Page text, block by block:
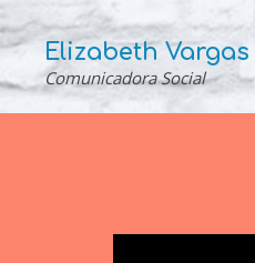
Elizabeth Vargas
Comunicadora Social